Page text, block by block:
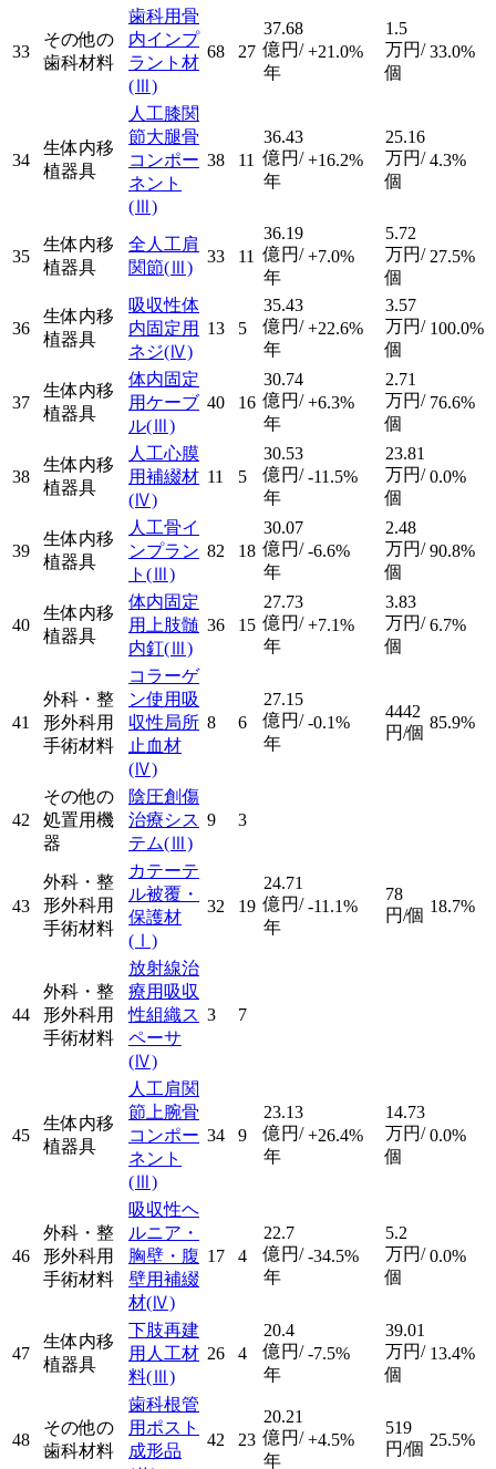
33
その他の
歯科材料
歯科用骨
内インプ
ラント材
(Ⅲ)
68 27
37.68
億円/
年
+21.0%
1.5
万円/
個
33.0%
34
生体内移
植器具
人工膝関
節大腿骨
コンポー
ネント
(Ⅲ)
38 11
36.43
億円/
年
+16.2%
25.16
万円/
個
4.3%
35
生体内移
植器具
全人工肩
関節(Ⅲ)
33 11
36.19
億円/
年
+7.0%
5.72
万円/
個
27.5%
36
生体内移
植器具
吸収性体
内固定用
ネジ(Ⅳ)
13 5
35.43
億円/
年
+22.6%
3.57
万円/
個
100.0%
37
生体内移
植器具
体内固定
用ケーブ
ル(Ⅲ)
40 16
30.74
億円/
年
+6.3%
2.71
万円/
個
76.6%
38
生体内移
植器具
人工心膜
用補綴材
(Ⅳ)
11 5
30.53
億円/
年
-11.5%
23.81
万円/
個
0.0%
39
生体内移
植器具
人工骨イ
ンプラン
ト (Ⅲ)
82 18
30.07
億円/
年
-6.6%
2.48
万円/
個
90.8%
40
生体内移
植器具
体内固定
用上肢髄
内釘(Ⅲ)
36 15
27.73
億円/
年
+7.1%
3.83
万円/
個
6.7%
41
外科・整
形外科用
手術材料
コラーゲ
ン使用吸
収性局所
止血材
(Ⅳ)
8 6
27.15
億円/
年
-0.1%
4442
円/個
85.9%
42
その他の
処置用機
器
陰圧創傷
治療シス
テム(Ⅲ)
9 3
43
外科・整
形外科用
手術材料
カテーテ
ル被覆・
保護材
(Ⅰ)
32 19
24.71
億円/
年
-11.1%
78
円/個 18.7%
44
外科・整
形外科用
手術材料
放射線治
療用吸収
性組織ス
ペーサ
(Ⅳ)
3 7
45
生体内移
植器具
人工肩関
節上腕骨
コンポー
ネント
(Ⅲ)
34 9
23.13
億円/
年
+26.4%
14.73
万円/
個
0.0%
46
外科・整
形外科用
手術材料
吸収性ヘ
ルニア・
胸壁・腹
壁用補綴
材(Ⅳ)
17 4
22.7
億円/
年
-34.5%
5.2
万円/
個
0.0%
47
生体内移
植器具
下肢再建
用人工材
料(Ⅲ)
26 4
20.4
億円/
年
-7.5%
39.01
万円/
個
13.4%
48
その他の
歯科材料
歯科根管
用ポスト
成形品
42 23
20.21
億円/
年
+4.5%
519
円/個 25.5%